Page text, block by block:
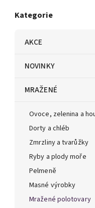
Kategorie
AKCE
NOVINKY
MRAŽENÉ
Ovoce, zelenina a
Dorty a chléb
Zmrzliny a tvarůžky
Ryby a plody moře
Pelmeně
Masné výrobky
Mražené polotovary